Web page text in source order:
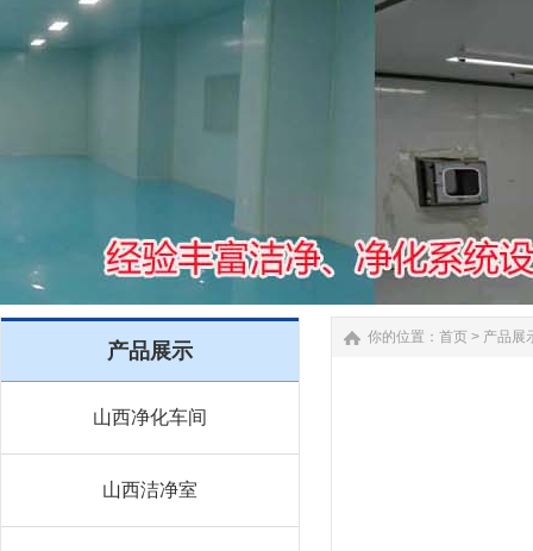
产品展示
山西净化车间
山西洁净室
你的位置： 首页 > 产品展